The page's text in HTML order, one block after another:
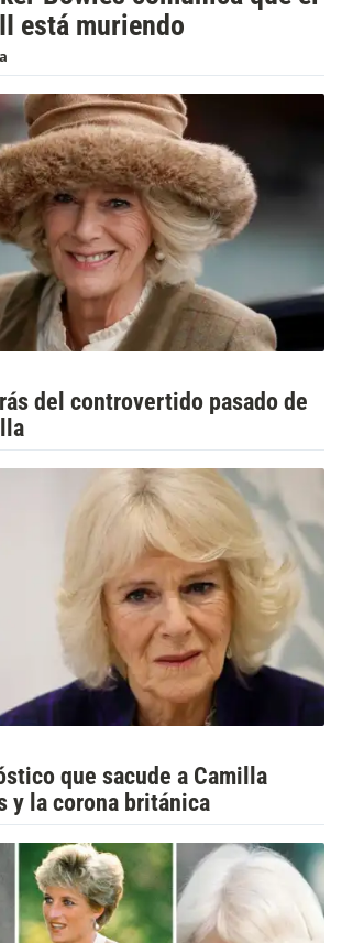
está muriendo
del controvertido pasado de
que sacude a Camilla
y la corona británica